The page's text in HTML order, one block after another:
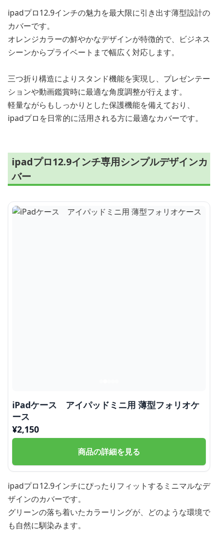
ipadプロ12.9インチの魅力を最大限に引き出す薄型設計の
カバーです。
オレンジカラーの鮮やかなデザインが特徴的で、ビジネス
シーンからプライベートまで幅広く対応します。
三つ折り構造によりスタンド機能を実現し、プレゼンテー
ションや動画鑑賞時に最適な角度調整が行えます。
軽量ながらもしっかりとした保護機能を備えており、
ipadプロを日常的に活用される方に最適なカバーです。
ipadプロ12.9インチ専用シンプルデザインカ
バー
iPadケース アイパッドミニ用 薄型フォリオケ
ース
¥2,150
商品の詳細を見る
ipadプロ12.9インチにぴったりフィットするミニマルなデ
ザインのカバーです。
グリーンの落ち着いたカラーリングが、どのような環境で
も自然に馴染みます。